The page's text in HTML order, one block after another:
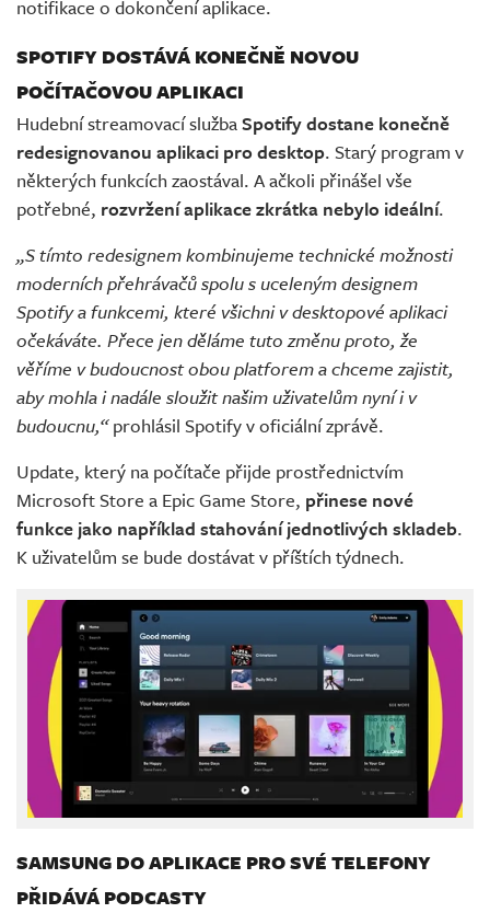
notifikace o dokončení aplikace.
SPOTIFY DOSTÁVÁ KONEČNĚ NOVOU
POČÍTAČOVOU APLIKACI
Hudební streamovací službaSpotify dostane konečně
redesignovanou aplikaci pro desktop. Starý program v
některých funkcích zaostával. A ačkoli přinášel vše
potřebné, rozvržení aplikace zkrátka nebylo ideální.
„S tímto redesignem kombinujeme technické možnosti
moderních přehrávačů spolu s uceleným designem
Spotify a funkcemi, které všichni v desktopové aplikaci
očekáváte. Přece jen děláme tuto změnu proto, že
věříme v budoucnost obou platforem a chceme zajistit,
aby mohla i nadále sloužit našim uživatelům nyní i v
budoucnu,“prohlásil Spotify v oficiální zprávě.
Update, který na počítače přijde prostřednictvím
Microsoft Store a Epic Game Store, přinese nové
funkce jako například stahování jednotlivých skladeb.
K uživatelům se bude dostávat v příštích týdnech.
SAMSUNG DO APLIKACE PRO SVÉ TELEFONY
PŘIDÁVÁ PODCASTY